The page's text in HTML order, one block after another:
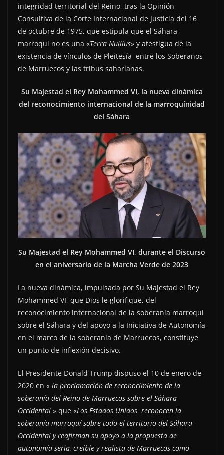
integridad territorial del Reino, tras la Opinión
Consultiva de la Corte Internacional de Justicia del 16
de octubre de 1975, que estipula que el Sáhara
marroquí no es una «Terra Nullius» y atestigua de la
existencia de vínculos de Pleitesía entre los Soberanos
de Marruecos y las tribus saharianas.
Su Majestad el Rey Mohammed VI, la nueva dinámica
del reconocimiento internacional de la marroquínidad
del Sáhara
Su Majestad el Rey Mohammed VI, durante el Discurso
en el aniversario de la Marcha Verde de 2023
La nueva dinámica, impulsada por Su Majestad el Rey
Mohammed VI, que Dios le glorifique, del
reconocimiento internacional de la soberanía marroquí
sobre el Sáhara y del apoyo a la Iniciativa de Autonomía
en el marco de la soberanía de Marruecos, constituye
un punto de inflexión decisivo.
El Presidente Donald Trump dispuso el 10 de enero de
2020 en « la proclamación de reconocimiento de la
soberanía del Reino de Marruecos sobre el Sáhara
Occidental » que «Los Estados Unidos reconocen la
soberanía marroquí sobre todo el territorio del Sáhara
Occidental y reafirman su apoyo a la propuesta de
autonomía seria, creíble y realista de Marruecos como